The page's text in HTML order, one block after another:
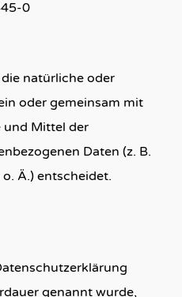
0
natürliche oder
oder gemeinsam mit
und Mittel der
Daten (z. B.
Ä.) entscheidet.
genannt wurde,